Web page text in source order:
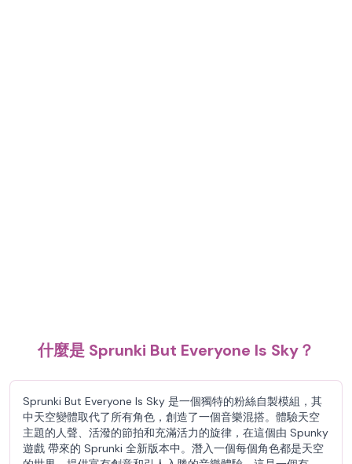
什麼是 Sprunki But Everyone Is Sky？
Sprunki But Everyone Is Sky 是一個獨特的粉絲自製模組，其
中天空變體取代了所有角色，創造了一個音樂混搭。體驗天空
主題的人聲、活潑的節拍和充滿活力的旋律，在這個由 Spunky
遊戲 帶來的 Sprunki 全新版本中。潛入一個每個角色都是天空